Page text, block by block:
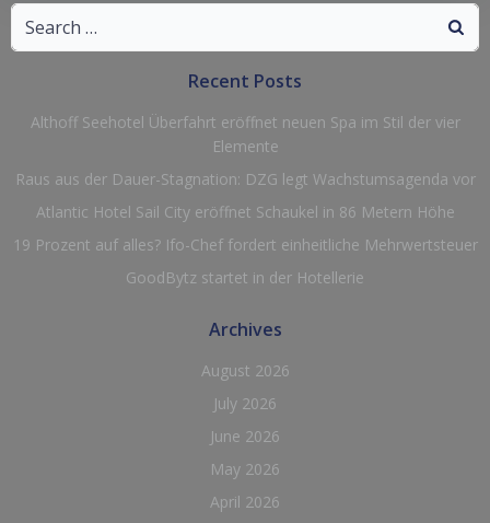
Search
for:
Recent Posts
Althoff Seehotel Überfahrt eröffnet neuen Spa im Stil der vier
Elemente
Raus aus der Dauer-Stagnation: DZG legt Wachstumsagenda vor
Atlantic Hotel Sail City eröffnet Schaukel in 86 Metern Höhe
19 Prozent auf alles? Ifo-Chef fordert einheitliche Mehrwertsteuer
GoodBytz startet in der Hotellerie
Archives
August 2026
July 2026
June 2026
May 2026
April 2026